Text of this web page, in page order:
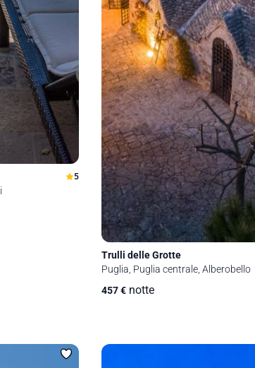
5
Trulli delle Grotte
Puglia, Puglia centrale, Alberobello
457€ notte